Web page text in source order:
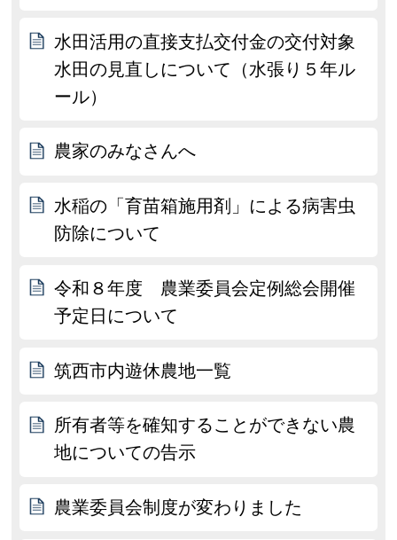
水田活用の直接支払交付金の交付対象
水田の見直しについて（水張り５年ル
ール）
農家のみなさんへ
水稲の「育苗箱施用剤」による病害虫
防除について
令和８年度 農業委員会定例総会開催
予定日について
筑西市内遊休農地一覧
所有者等を確知することができない農
地についての告示
農業委員会制度が変わりました